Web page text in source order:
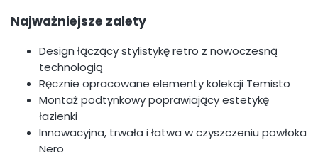
Najważniejsze zalety
Design łączący stylistykę retro z nowoczesną
technologią
Ręcznie opracowane elementy kolekcji Temisto
Montaż podtynkowy poprawiający estetykę
łazienki
Innowacyjna, trwała i łatwa w czyszczeniu powłoka
Nero